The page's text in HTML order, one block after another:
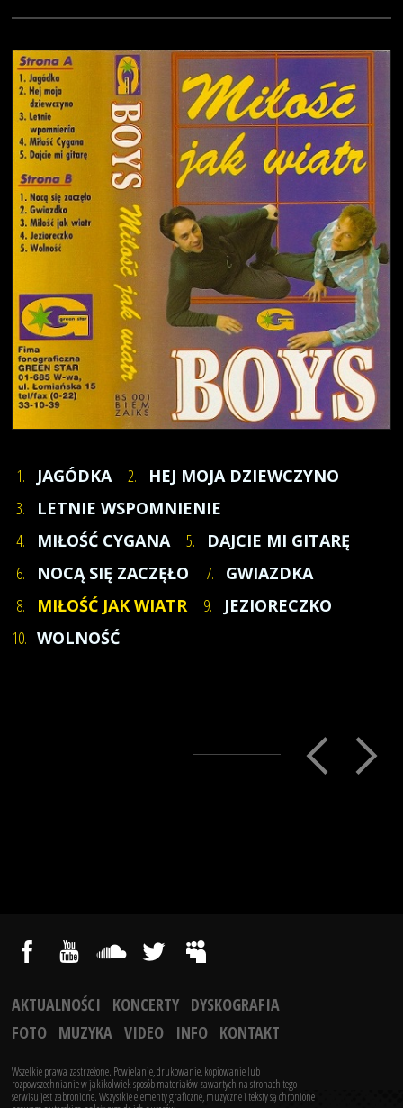
1. JAGÓDKA 2.
HEJ MOJA DZIEWCZYNO
3.
LETNIE WSPOMNIENIE
4.
MIŁOŚĆ CYGANA 5.
DAJCIE MI GITARĘ
6.
NOCĄ SIĘ ZACZĘŁO 7.
GWIAZDKA
8.
MIŁOŚĆ JAK WIATR 9.
JEZIORECZKO
10. WOLNOŚĆ
AKTUALNOŚCI KONCERTY DYSKOGRAFIA
FOTO MUZYKA VIDEO INFO KONTAKT
Wszelkie prawa zastrzeżone. Powielanie, drukowanie, kopiowanie lub
rozpowszechnianie w jakikolwiek sposób materiałów zawartych na stronach tego
serwisu jest zabronione.Wszystkie elementy graficzne, muzyczne i teksty są chronione